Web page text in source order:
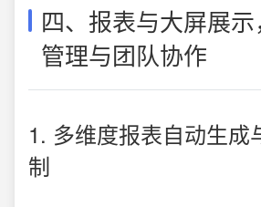
四、报表与大屏展
管理与团队协作
1. 多维度报表自动生成
制